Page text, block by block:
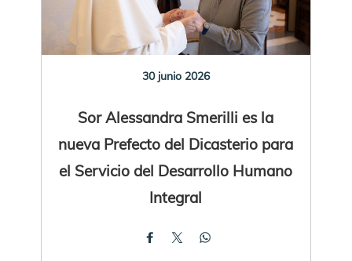
30 junio 2026
Sor Alessandra Smerilli es la
nueva Prefecto del Dicasterio para
el Servicio del Desarrollo Humano
Integral